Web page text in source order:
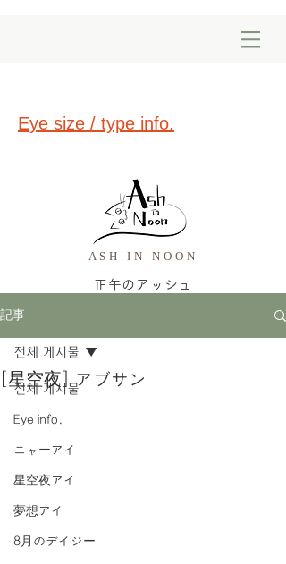
Eye size / type info.
ASH IN NOON
正午のアッシュ
記事
전체 게시물
Eye info.
ニャーアイ
星空夜アイ
夢想アイ
8月のデイジー
전체 게시물
[星空夜] アブサン